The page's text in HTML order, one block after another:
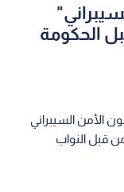
الحكومة
الأمن السيبراني
قبل النواب